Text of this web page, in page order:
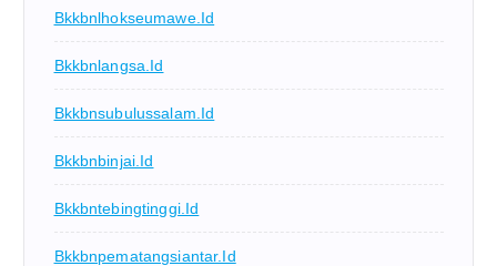
Bkkbnlhokseumawe.id
Bkkbnlangsa.id
Bkkbnsubulussalam.id
Bkkbnbinjai.id
Bkkbntebingtinggi.id
Bkkbnpematangsiantar.id